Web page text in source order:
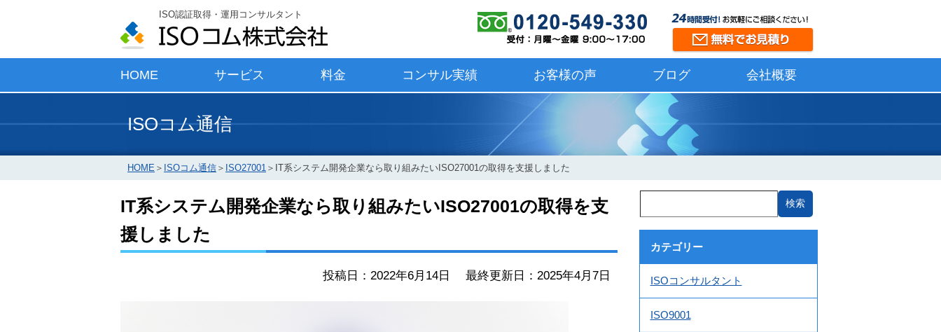
ISO認証取得・運用コンサルタント
HOME サービス 料金 コンサル実績 お客様の声 ブログ 会社概要
ISOコム通信
HOME ＞ ISOコム通信 ＞ ISO27001 ＞ IT系システム開発企業なら取り組みたいISO27001の取得を支援しました
IT系システム開発企業なら取り組みたいISO27001の取得を支
援しました
投稿日：2022年6月14日 最終更新日：2025年4月7日
カテゴリー
ISOコンサルタント
ISO9001